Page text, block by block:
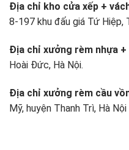
Địa chỉ kho cửa xếp +
8-197 khu đấu giá Tứ Hiệp,
Địa chỉ xưởng rèm nhựa +
Hoài Đức, Hà Nội.
Địa chỉ xưởng rèm cầu
Mỹ, huyện Thanh Trì, Hà Nội